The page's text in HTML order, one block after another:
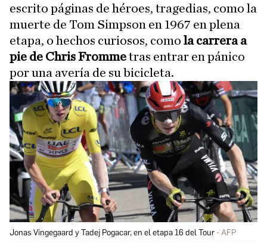
escrito páginas de héroes, tragedias, como la
muerte de Tom Simpson en 1967 en plena
etapa, o hechos curiosos, como la carrera a
pie de Chris Frommetras entrar en pánico
por una avería de su bicicleta.
Jonas Vingegaard y Tadej Pogacar, en el etapa 16 del Tour AFP